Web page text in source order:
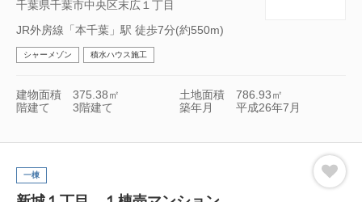
千葉県千葉市中央区末広１丁目
JR外房線「本千葉」駅 徒歩7分(約550m)
シャーメゾン 積水ハウス施工
建物面積 375.38㎡ 土地面積
786.93㎡
階建て
3階建て 築年月 平成26年7月
一棟